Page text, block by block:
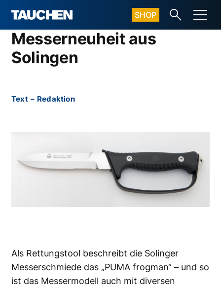
SHOP
Messerneuheit aus
Solingen
Text – Redaktion
Als Rettungstool beschreibt die Solinger
Messerschmiede das „PUMA frogman“ – und so
ist das Messermodell auch mit diversen